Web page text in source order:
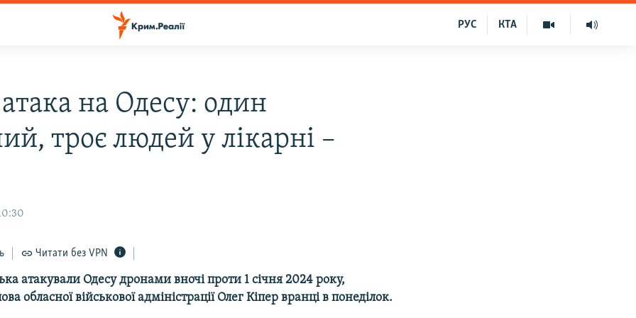
КТА
РУС
на Одесу: один
троє людей у лікарні –
Читати без VPN
атакували Одесу дронами вночі проти 1 січня 2024 року,
обласної військової адміністрації Олег Кіпер вранці в понеділок.